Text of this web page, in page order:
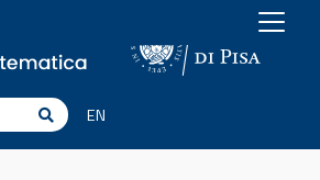
CercaEN